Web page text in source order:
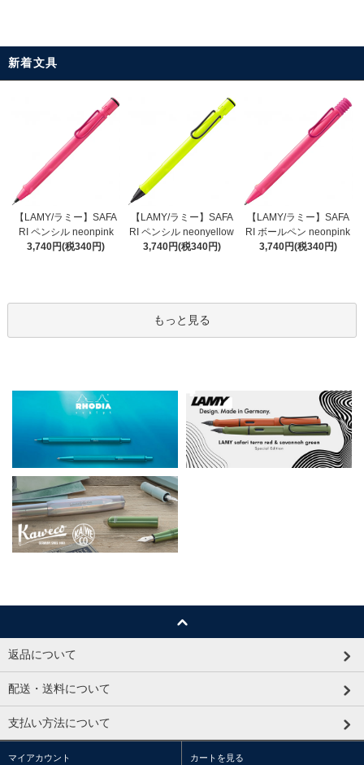
新着文具
【LAMY/ラミー】SAFA
RI ペンシル neonpink
3,740円(税340円)
【LAMY/ラミー】SAFA
RI ペンシル neonyellow
3,740円(税340円)
【LAMY/ラミー】SAFA
RI ボールペン neonpink
3,740円(税340円)
もっと見る
返品について
配送・送料について
支払い方法について
マイアカウント カートを見る